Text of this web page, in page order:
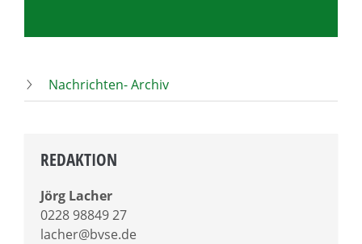
Nachrichten- Archiv
REDAKTION
Jörg Lacher
0228 98849 27
lacher@bvse.de